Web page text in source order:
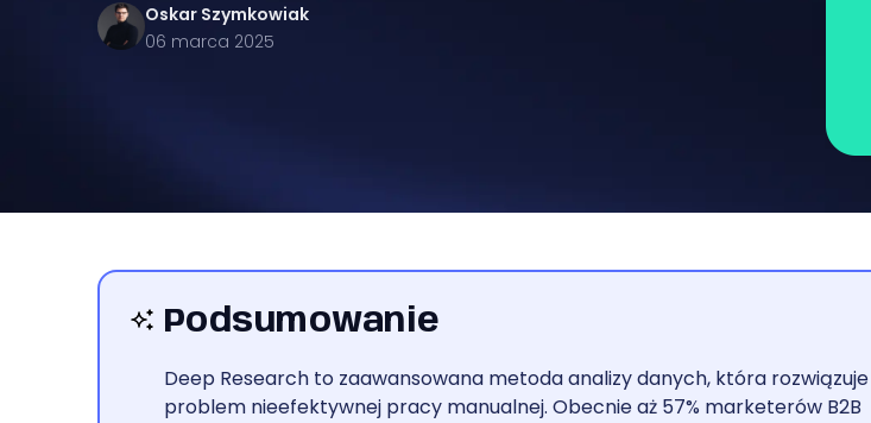
Oskar Szymkowiak
06 marca 2025
Podsumowanie
Deep Research to zaawansowana metoda analizy danych, która rozwiązuje
problem nieefektywnej pracy manualnej. Obecnie aż 57% marketerów B2B